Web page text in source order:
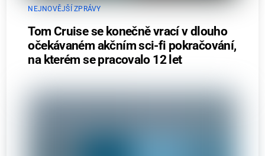
NEJNOVĚJŠÍ ZPRÁVY
Tom Cruise se konečně vrací v dlouho
očekávaném akčním sci-fi pokračování,
na kterém se pracovalo 12 let